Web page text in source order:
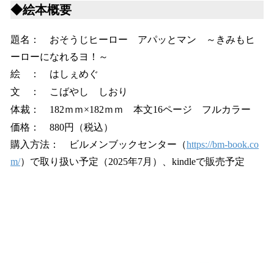
◆絵本概要
題名： おそうじヒーロー アパッとマン ～きみもヒ
ーローになれるヨ！～
絵 ： はしぇめぐ
文 ： こばやし しおり
体裁： 182ｍｍ×182ｍｍ 本文16ページ フルカラー
価格： 880円（税込）
購入方法： ビルメンブックセンター（https://bm-book.co
m/）で取り扱い予定（2025年7月）、kindleで販売予定